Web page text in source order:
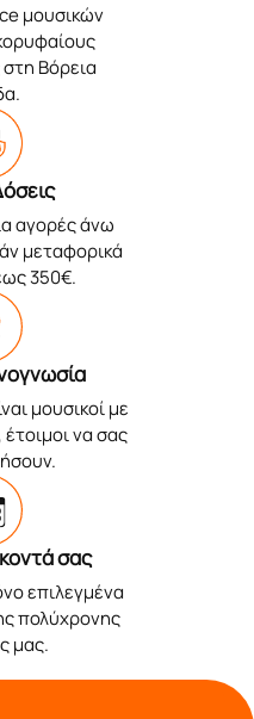
μουσικών
Βόρεια
αγορές άνω
μεταφορικά
350€.
μουσικοί με
να σας
σας
επιλεγμένα
πολύχρονης
μας.